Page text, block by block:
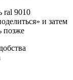
ral 9010
и затем
позже